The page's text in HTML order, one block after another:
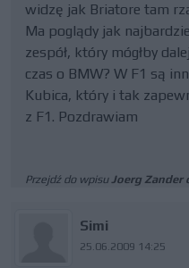
widzę jak Briatore tam
Ma poglądy jak
zespół, który mógłby
czas o BMW? W F1 są
Kubica, który i tak
z F1. Pozdrawiam
Przejdź do wpisuJoerg Zander
Simi
25.06.2009 14:25